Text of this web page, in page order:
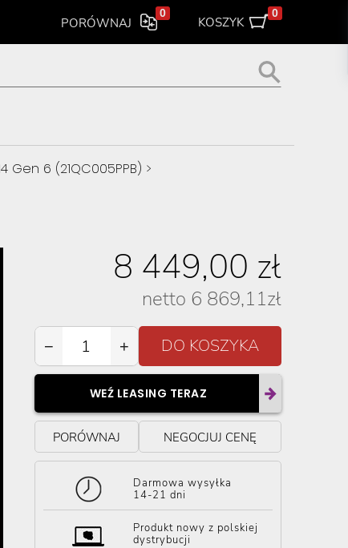
PORÓWNAJ
0
KOSZYK
0
Gen 6 (21QC005PPB) >
8 449,00 zł
netto 6 869,11zł
− +
WEŹ LEASING TERAZ
PORÓWNAJ NEGOCJUJ CENĘ
Darmowa wysyłka
14-21 dni
Produkt nowy z polskiej
dystrybucji